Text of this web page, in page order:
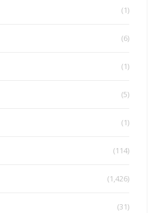
(1)
(6)
(1)
(5)
(1)
(114)
(1,426)
(31)